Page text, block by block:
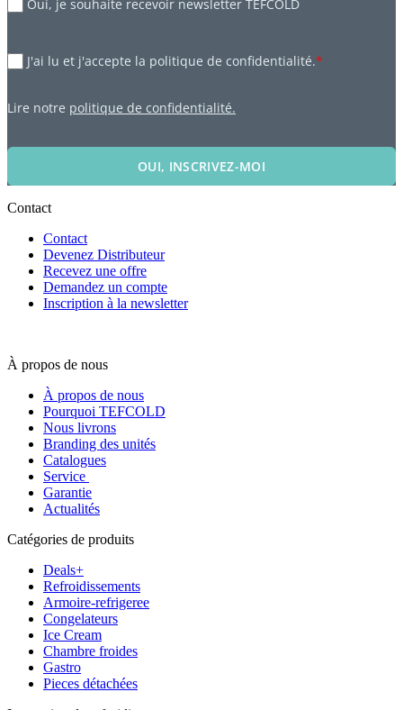
Oui, je souhaite recevoir newsletter TEFCOLD
J'ai lu et j'accepte la politique de confidentialité.*
Lire notre politique de confidentialité.
OUI, INSCRIVEZ-MOI
Contact
Contact
Devenez Distributeur
Recevez une offre
Demandez un compte
Inscription à la newsletter
À propos de nous
À propos de nous
Pourquoi TEFCOLD
Nous livrons
Branding des unités
Catalogues
Service
Garantie
Actualités
Catégories de produits
Deals+
Refroidissements
Armoire-refrigeree
Congelateurs
Ice Cream
Chambre froides
Gastro
Pieces détachées